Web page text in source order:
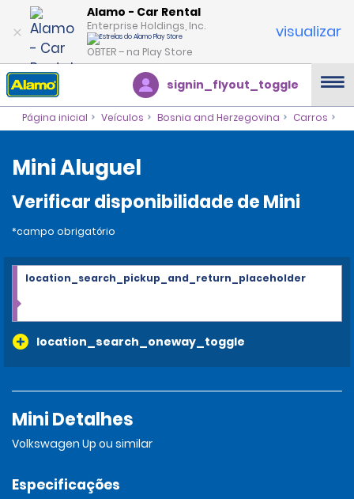
Alamo - Car Rental
Enterprise Holdings, Inc.
OBTER – na Play Store
visualizar
signin_flyout_toggle
Página inicial Veículos Bosnia and Herzegovina Carros
Mini Aluguel
Verificar disponibilidade de Mini
*campo obrigatório
location_search_oneway_toggle
location_search_pickup_and_return_placeholder
Mini Detalhes
Volkswagen Up ou similar
Especificações